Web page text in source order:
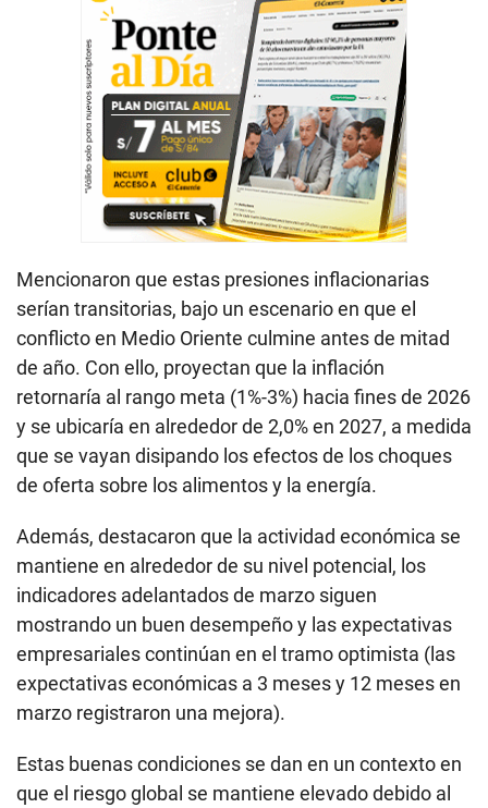
Mencionaron que estas presiones inflacionarias
serían transitorias, bajo un escenario en que el
conflicto en Medio Oriente culmine antes de mitad
de año. Con ello, proyectan que la inflación
retornaría al rango meta (1%-3%) hacia fines de 2026
y se ubicaría en alrededor de 2,0% en 2027, a medida
que se vayan disipando los efectos de los choques
de oferta sobre los alimentos y la energía.
Además, destacaron que la actividad económica se
mantiene en alrededor de su nivel potencial, los
indicadores adelantados de marzo siguen
mostrando un buen desempeño y las expectativas
empresariales continúan en el tramo optimista (las
expectativas económicas a 3 meses y 12 meses en
marzo registraron una mejora).
Estas buenas condiciones se dan en un contexto en
que el riesgo global se mantiene elevado debido al